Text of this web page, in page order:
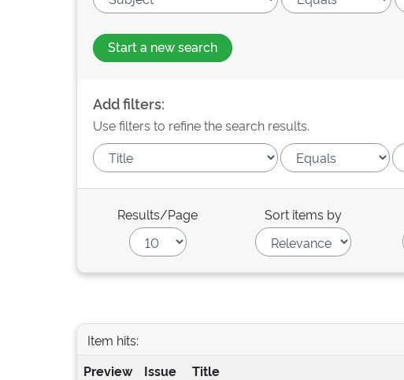
Start a new search
Add filters:
Use filters to refine the search results.
Results/Page Sort items by
Item hits:
Preview
Issue
Title